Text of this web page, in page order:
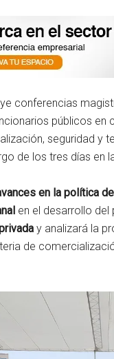
conferencias
públicos
seguridad y
de los tres días en
en la política
en el desarrollo del
y analizará la
de